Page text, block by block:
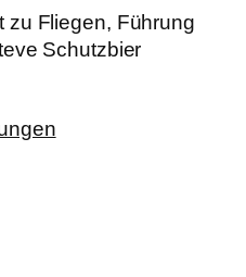
zu Fliegen, Führung
Schutzbier